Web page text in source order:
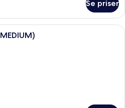
Se priser
Et moderne hotelværelse med seng,